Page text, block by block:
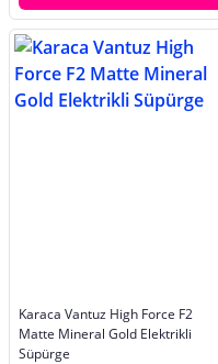
Karaca Vantuz High Force F2
Matte Mineral Gold Elektrikli
Süpürge